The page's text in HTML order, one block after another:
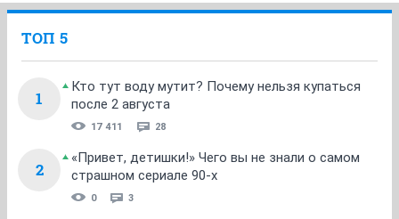
ТОП 5
1
Кто тут воду мутит? Почему нельзя купаться
после 2 августа
17 411 28
2
«Привет, детишки!» Чего вы не знали о самом
страшном сериале 90-х
0 3